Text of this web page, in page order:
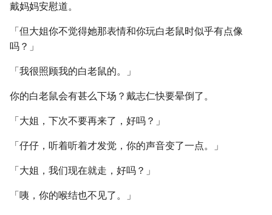
戴妈妈安慰道。
「但大姐你不觉得她那表情和你玩白老鼠时似乎有点像
吗？」
「我很照顾我的白老鼠的。」
你的白老鼠会有甚么下场？戴志仁快要晕倒了。
「大姐，下次不要再来了，好吗？」
「仔仔，听着听着才发觉，你的声音变了一点。」
「大姐，我们现在就走，好吗？」
「咦，你的喉结也不见了。」